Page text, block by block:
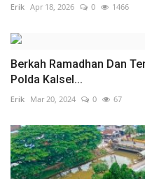
Erik Apr 18, 2026 0 1466
Berkah Ramadhan Dan
Polda Kalsel...
Erik Mar 20, 2024 0 67